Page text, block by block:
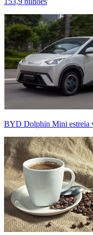
BYD Dolphin Mini estreia